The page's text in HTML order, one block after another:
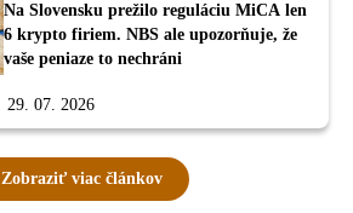
Na Slovensku prežilo reguláciu MiCA len
6 krypto firiem. NBS ale upozorňuje, že
vaše peniaze to nechráni
29. 07. 2026
Zobraziť viac článkov